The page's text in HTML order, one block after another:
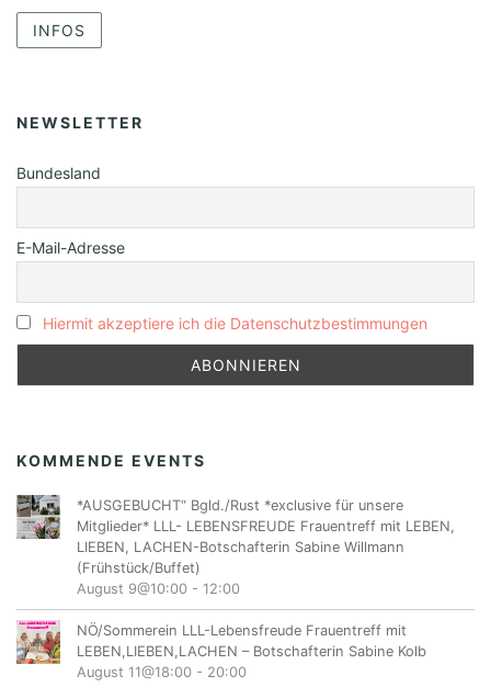
INFOS
NEWSLETTER
Bundesland
E-Mail-Adresse
Hiermit akzeptiere ich die Datenschutzbestimmungen
KOMMENDE EVENTS
*AUSGEBUCHT“ Bgld./Rust *exclusive für unsere
Mitglieder* LLL- LEBENSFREUDE Frauentreff mit LEBEN,
LIEBEN, LACHEN-Botschafterin Sabine Willmann
(Frühstück/Buffet)
August 9@10:00 - 12:00
NÖ/Sommerein LLL-Lebensfreude Frauentreff mit
LEBEN,LIEBEN,LACHEN – Botschafterin Sabine Kolb
August 11@18:00 - 20:00